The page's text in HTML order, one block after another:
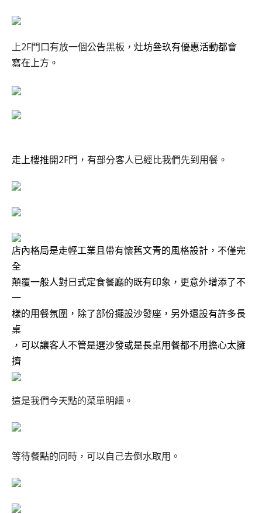
上2F門口有放一個公告黑板， 灶坊叄玖有優惠活動都會
寫在上方 。
走上樓推開2F門 ，有部分客人已經比我們先到用餐。
店內格局是走輕工業且帶有懷舊文青的風格設計，不僅完
全
顛覆一般人對日式定食餐廳的既有印象，更意外增添了不
一
樣的用餐氛圍，除了部份擺設沙發座，另外還設有許多長
桌
，可以讓客人不管是選沙發或是長桌用餐都不用擔心太擁
擠
這是我們今天點的菜單明細。
等待餐點的同時，可以自己去倒水取用。